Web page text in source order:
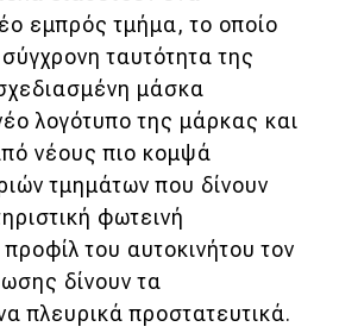
εμπρός τμήμα, το οποίο
ταυτότητα της
μάσκα
λογότυπο της μάρκας και
νέους πιο κομψά
τμημάτων που δίνουν
φωτεινή
του αυτοκινήτου τον
δίνουν τα
πλευρικά προστατευτικά.